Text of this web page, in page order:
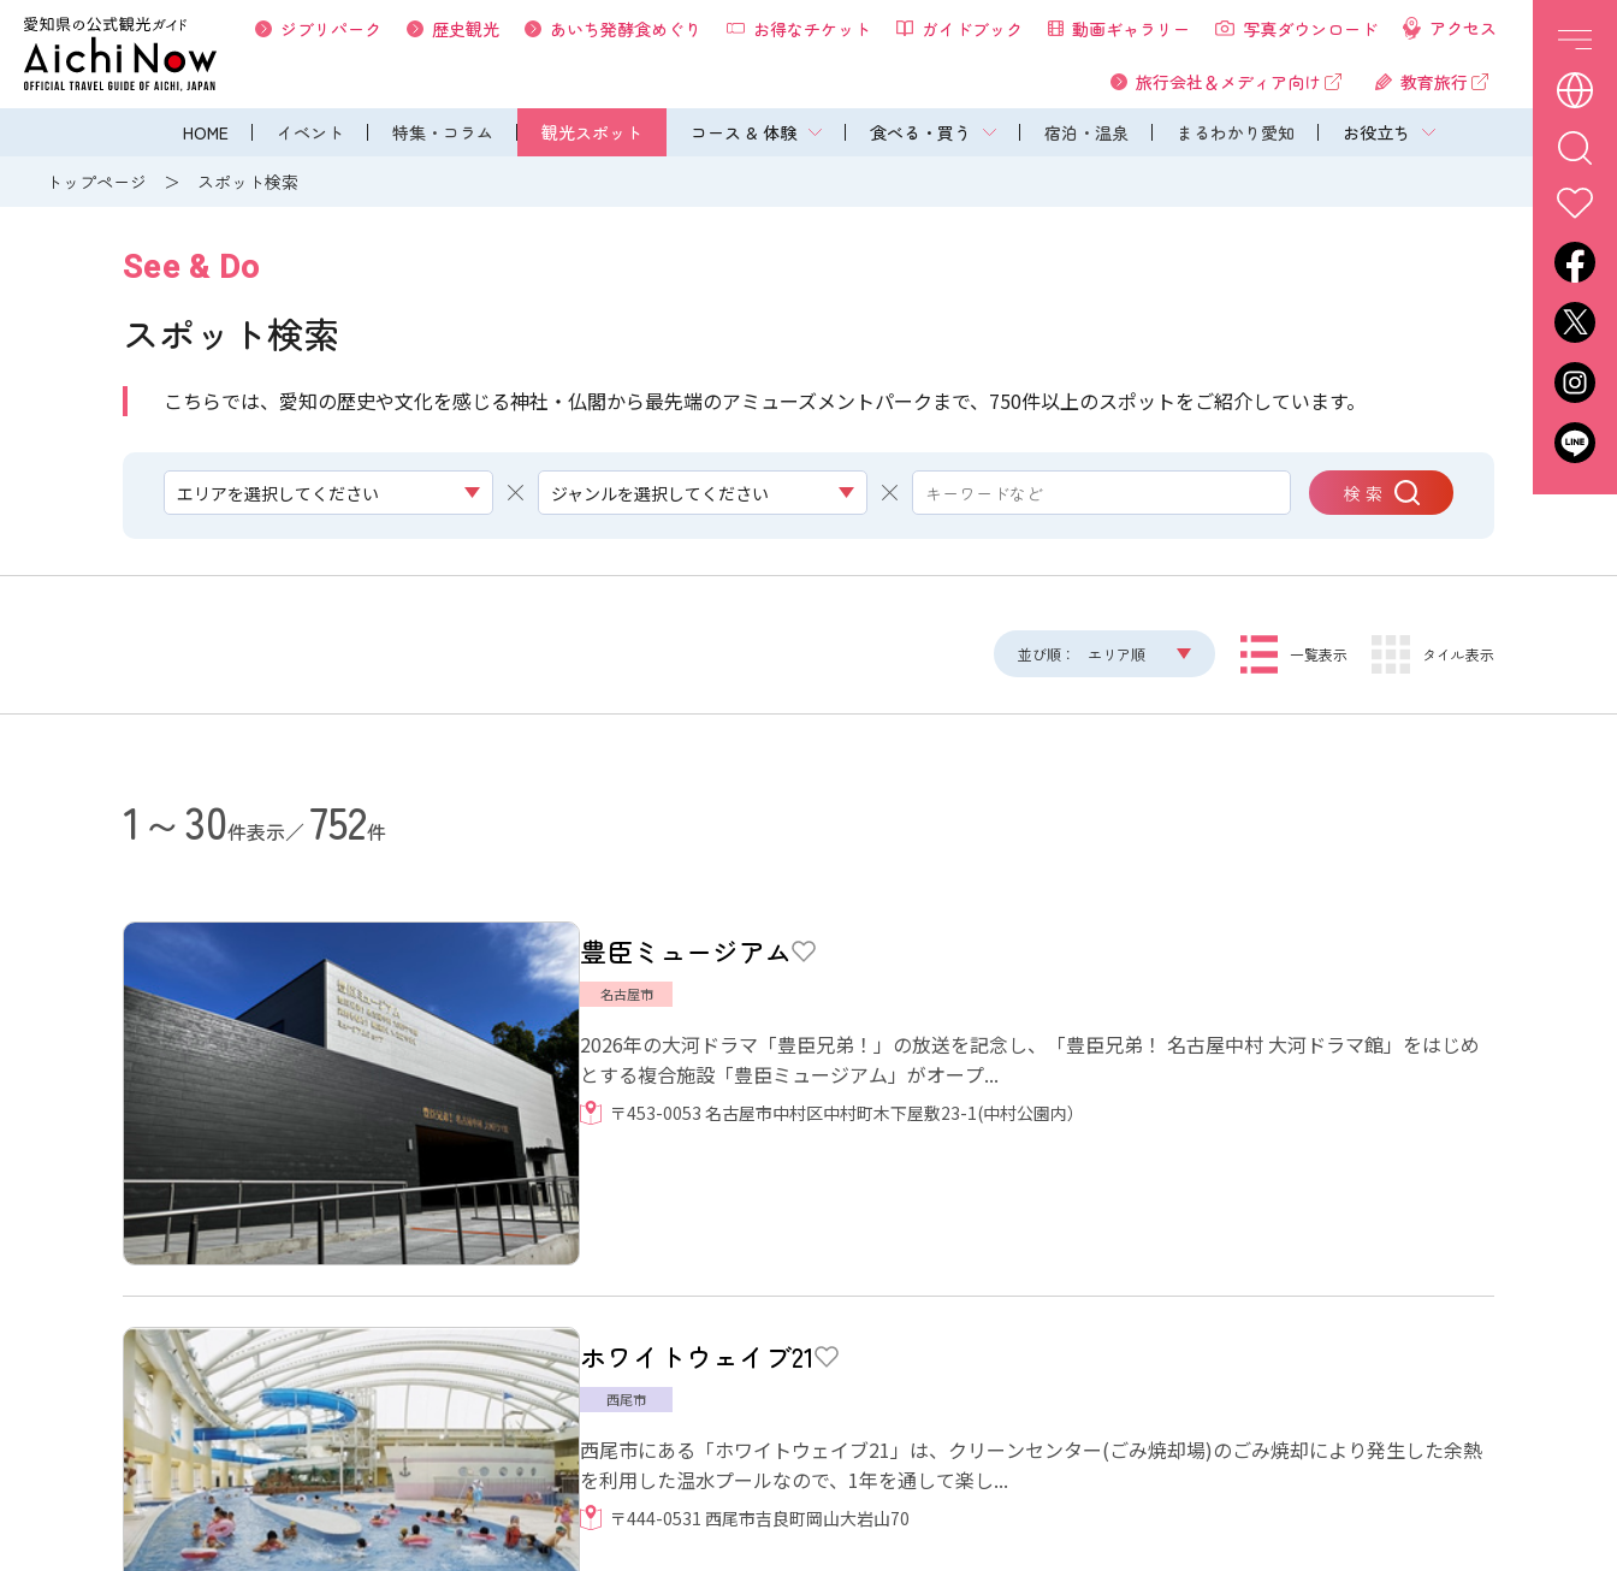
HOME イベント 特集・コラム 観光スポット コース & 体験 食べる・買う 宿泊・温泉 まるわかり愛知 お役立ち
ジブリパーク 歴史観光 あいち発酵食めぐり お得なチケット ガイドブック 動画ギャラリー 写真ダウンロード アクセス
旅行会社＆メディア向け 教育旅行
トップページ スポット検索
See & Do
スポット検索
こちらでは、愛知の歴史や文化を感じる神社・仏閣から最先端のアミューズメントパークまで、750件以上のスポットをご紹介しています。
エリアを選択してください ジャンルを選択してください 検 索
並び順： エリア順 一覧表示 タイル表示
1～30件表示／ 752件
豊臣ミュージアム
名古屋市
2026年の大河ドラマ「豊臣兄弟！」の放送を記念し、「豊臣兄弟！ 名古屋中村 大河ドラマ館」をはじめ
とする複合施設「豊臣ミュージアム」がオープ...
〒453-0053 名古屋市中村区中村町木下屋敷23-1(中村公園内）
ホワイトウェイブ21
西尾市
西尾市にある「ホワイトウェイブ21」は、クリーンセンター(ごみ焼却場)のごみ焼却により発生した余熱
を利用した温水プールなので、1年を通して楽し...
〒444-0531 西尾市吉良町岡山大岩山70